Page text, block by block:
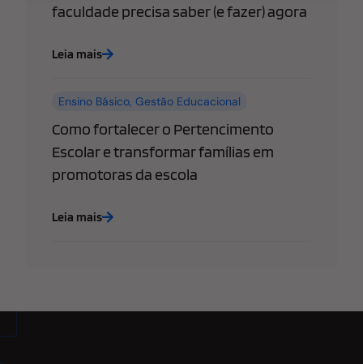
faculdade precisa saber (e fazer) agora
Leia mais
Ensino Básico,Gestão Educacional
Como fortalecer o Pertencimento
Escolar e transformar famílias em
promotoras da escola
Leia mais